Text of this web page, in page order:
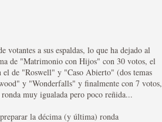
SVOD
votantes a sus espaldas, lo que ha dejado al
de "Matrimonio con Hijos" con 30 votos, el
el de "Roswell" y "Caso Abierto" (dos temas
y "Wonderfalls" y finalmente con 7 votos,
muy igualada pero poco reñida...
la décima (y última) ronda